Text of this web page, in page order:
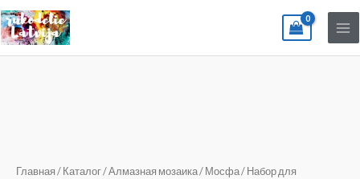
Перейти
к
содержимому
Главная / Каталог/Алмазная мозаика/ Мосфа/ Набор для
для